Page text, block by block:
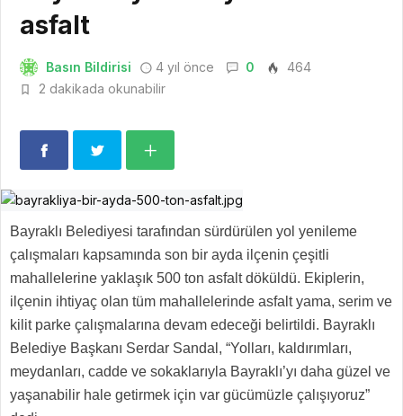
asfalt
Basın Bildirisi 4 yıl önce 0
464
2 dakikada okunabilir
Bayraklı Belediyesi tarafından sürdürülen yol yenileme
çalışmaları kapsamında son bir ayda ilçenin çeşitli
mahallelerine yaklaşık 500 ton asfalt döküldü. Ekiplerin,
ilçenin ihtiyaç olan tüm mahallelerinde asfalt yama, serim ve
kilit parke çalışmalarına devam edeceği belirtildi. Bayraklı
Belediye Başkanı Serdar Sandal, “Yolları, kaldırımları,
meydanları, cadde ve sokaklarıyla Bayraklı’yı daha güzel ve
yaşanabilir hale getirmek için var gücümüzle çalışıyoruz”